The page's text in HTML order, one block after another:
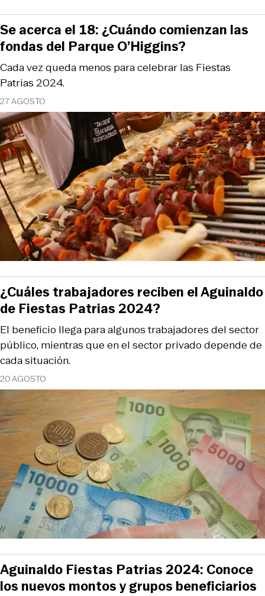
27 AGOSTO
Cada vez queda menos para celebrar las Fiestas
Patrias 2024.
Se acerca el 18: ¿Cuándo comienzan las
fondas del Parque O’Higgins?
20 AGOSTO
El beneficio llega para algunos trabajadores del sector
público, mientras que en el sector privado depende de
cada situación.
¿Cuáles trabajadores reciben el Aguinaldo
de Fiestas Patrias 2024?
Aguinaldo Fiestas Patrias 2024: Conoce
los nuevos montos y grupos beneficiarios